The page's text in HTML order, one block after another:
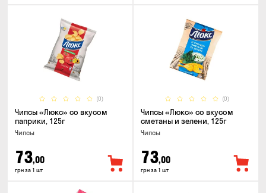
(0)
Чипсы «Люкс» со вкусом
паприки, 125г
Чипсы
73,00
грн за 1 шт
(0)
Чипсы «Люкс» со вкусом
сметаны и зелени, 125г
Чипсы
73,00
грн за 1 шт